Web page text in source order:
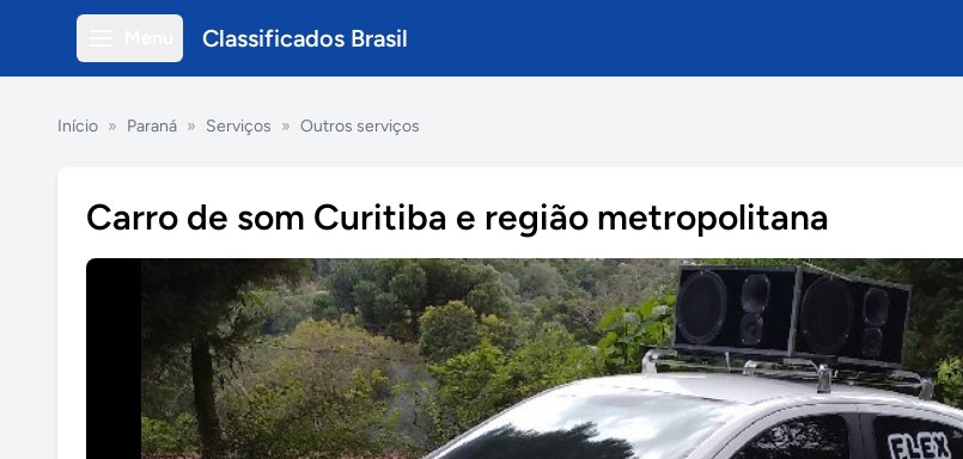
Classificados Brasil
Início » Paraná » Serviços » Outros serviços
Carro de som Curitiba e região metropolitana